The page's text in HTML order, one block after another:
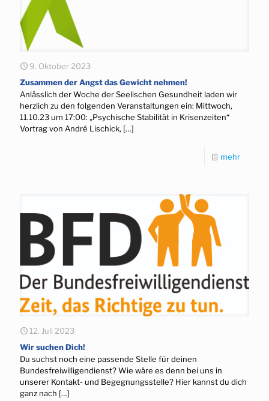
9. Oktober 2023
Zusammen der Angst das Gewicht nehmen!
Anlässlich der Woche der Seelischen Gesundheit laden wir
herzlich zu den folgenden Veranstaltungen ein: Mittwoch,
11.10.23 um 17:00: „Psychische Stabilität in Krisenzeiten“
Vortrag von André Lischick, […]
mehr
12. Juli 2023
Wir suchen Dich!
Du suchst noch eine passende Stelle für deinen
Bundesfreiwilligendienst? Wie wäre es denn bei uns in
unserer Kontakt- und Begegnungsstelle? Hier kannst du dich
ganz nach […]